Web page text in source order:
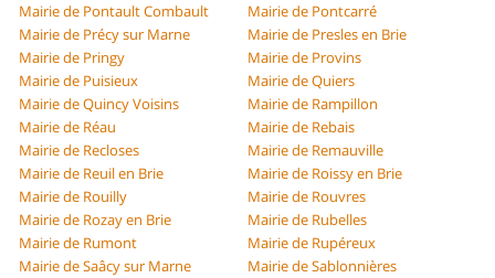
Mairie de Pontault Combault
Mairie de Pontcarré
Mairie de Précy sur Marne
Mairie de Presles en Brie
Mairie de Pringy
Mairie de Provins
Mairie de Puisieux
Mairie de Quiers
Mairie de Quincy Voisins
Mairie de Rampillon
Mairie de Réau
Mairie de Rebais
Mairie de Recloses
Mairie de Remauville
Mairie de Reuil en Brie
Mairie de Roissy en Brie
Mairie de Rouilly
Mairie de Rouvres
Mairie de Rozay en Brie
Mairie de Rubelles
Mairie de Rumont
Mairie de Rupéreux
Mairie de Saâcy sur Marne
Mairie de Sablonnières